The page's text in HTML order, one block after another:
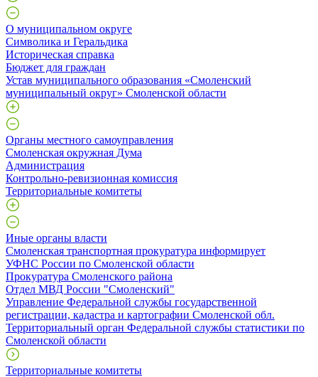
О муниципальном округе
Символика и Геральдика
Историческая справка
Бюджет для граждан
Устав муниципального образования «Смоленский
муниципальный округ» Смоленской области
Органы местного самоуправления
Смоленская окружная Дума
Администрация
Контрольно-ревизионная комиссия
Территориальные комитеты
Иные органы власти
Смоленская транспортная прокуратура информирует
УФНС России по Смоленской области
Прокуратура Смоленского района
Отдел МВД России "Смоленский"
Управление Федеральной службы государственной
регистрации, кадастра и картографии Смоленской обл.
Территориальный орган Федеральной службы статистики по
Смоленской области
Территориальные комитеты